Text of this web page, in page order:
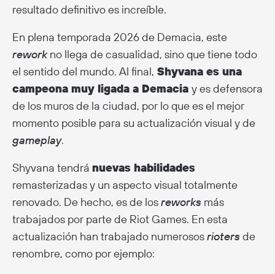
resultado definitivo es increíble.
En plena temporada 2026 de Demacia, este
reworkno llega de casualidad, sino que tiene todo
el sentido del mundo. Al final, Shyvana es una
campeona muy ligada a Demacia y es defensora
de los muros de la ciudad, por lo que es el mejor
momento posible para su actualización visual y de
gameplay.
Shyvana tendrá nuevas habilidades
remasterizadas y un aspecto visual totalmente
renovado. De hecho, es de losreworks más
trabajados por parte de Riot Games. En esta
actualización han trabajado numerososriotersde
renombre, como por ejemplo: